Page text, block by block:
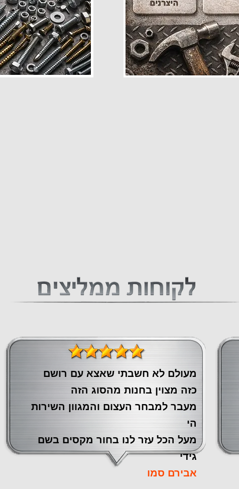
מעולם לא חשבתי שאצא עם רושם
כזה מצוין ‏בחנות מהסוג הזה
‏מעבר ‏למבחר העצום והמגוון השירות
הי
מעל הכל עזר לנו ‏בחור מקסים בשם
גידי
אבירם סמו